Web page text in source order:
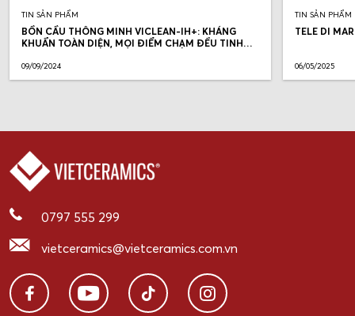
TIN SẢN PHẨM
BỒN CẦU THÔNG MINH VICLEAN-IH+: KHÁNG
KHUẨN TOÀN DIỆN, MỌI ĐIỂM CHẠM ĐỀU TINH
09/09/2024
TIN SẢN PHẨM
TELE DI
06/05/2025
0797 555 299
vietceramics@vietceramics.com.vn